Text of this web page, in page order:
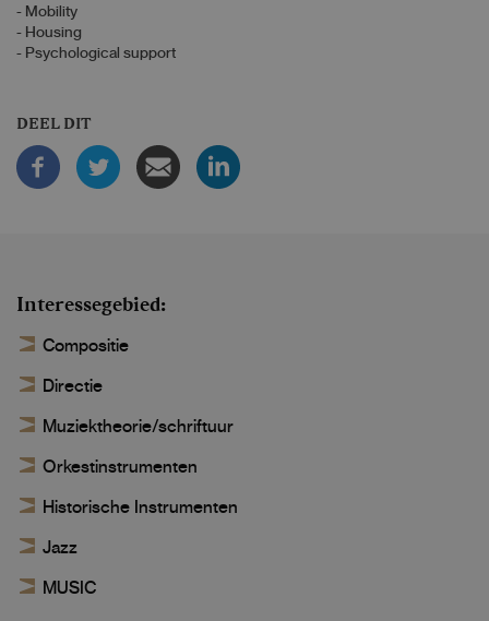
- Mobility
- Housing
- Psychological support
DEEL DIT
Interessegebied
Compositie
Directie
Muziektheorie/schriftuur
Orkestinstrumenten
Historische Instrumenten
Jazz
MUSIC